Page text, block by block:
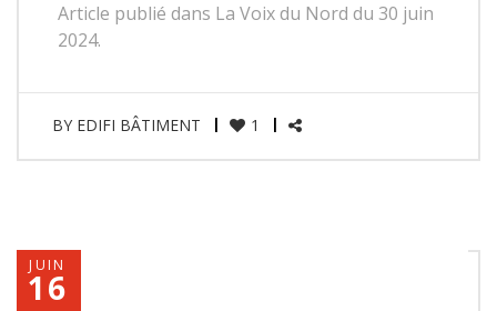
Article publié dans La Voix du Nord du 30 juin
2024.
BY EDIFI BÂTIMENT 1
JUIN
16